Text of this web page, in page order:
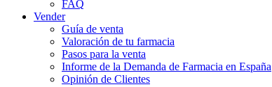
FAQ
Vender
Guía de venta
Valoración de tu farmacia
Pasos para la venta
Informe de la Demanda de Farmacia en España
Opinión de Clientes